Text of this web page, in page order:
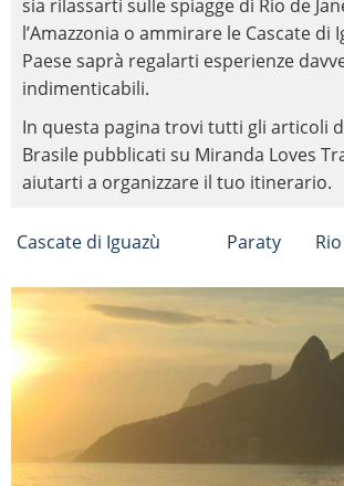
sia rilassarti sulle spiagge di Rio de
l’Amazzonia o ammirare le Cascate di
Paese saprà regalarti esperienze
indimenticabili.
In questa pagina trovi tutti gli articoli
Brasile pubblicati su Miranda Loves
aiutarti a organizzare il tuo itinerario.
Cascate di Iguazù Paraty